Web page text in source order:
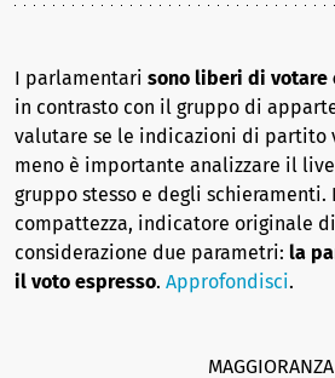
I parlamentari sono liberi di votare
in contrasto con il gruppo di
valutare se le indicazioni di partito
meno è importante analizzare il
gruppo stesso e degli schieramenti.
compattezza, indicatore originale
considerazione due parametri: la
il voto espresso. Approfondisci.
MAGGIORANZA